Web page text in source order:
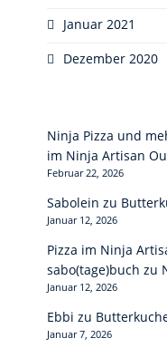
Januar 2021
Dezember 2020
Ninja Pizza und
im Ninja Artisan
Februar 22, 2026
Sabolein zu
Januar 12, 2026
Pizza im Ninja
sabo(tage)buch zu
Januar 12, 2026
Ebbi zu
Januar 7, 2026